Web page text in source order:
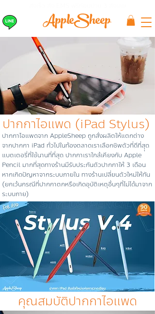
ปากกาไอแพด (iPad Stylus)
ปากกาไอแพดจาก AppleSheep ถูกสั่งผลิตให้แตกต่าง
จากปากกา iPad ทั่วไปในท้องตลาดเราเลือกชิพตัวที่ดีที่สุุด
แบตเตอรี่ที่ใช้นานที่ที่สุด ปากกาเราใกล้เคียงกับ Apple
Pencil มากที่สุดทางร้านมีรับประกันตัวปากกาให้ 3 เดือน
หากเกิดปัญหาจากระบบภายใน ทางร้านเปลี่ยนตัวใหม่ให้ทัน
(ยกเว้นกรณีที่ปากกาตกหรือเกิดอุบัติเหตุอื่นๆที่ไม่ได้มาจาก
ระบบภาย)
คุณสมบัติปากกาไอแพด